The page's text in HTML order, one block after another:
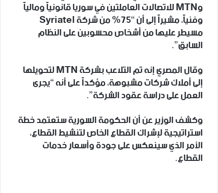
وMTN للاتصالات العاملتين في سوريا قانونياً ومالياً
وفنياً، مشيراً إلى أن “75% من شركة Syriatel
مسيطر عليها من أشخاص محسوبين على النظام
السابق”.
وقال المصري إنه تم التلاعب بشركة MTN لتحويلها
إلى أملاك شركات مشبوهة، مؤكداً على أنه “يجرى
العمل على دراسة عقود الشركة”.
وكشف الوزير عن أن الحكومة السورية ستعتمد خطة
استراتيجية لإشراك القطاع الخاص لتنشيط القطاع،
الأمر الذي سينعكس على جودة وأسعار خدمات
القطاع.